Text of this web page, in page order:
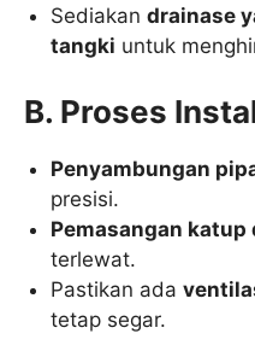
Sediakandrainase
tangki untuk
B. Proses
Penyambungan
presisi.
Pemasangan
terlewat.
Pastikan ada
tetap segar.